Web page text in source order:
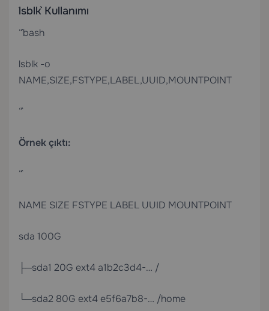
`lsblk` Kullanımı
“`bash
lsblk -o
NAME,SIZE,FSTYPE,LABEL,UUID,MOUNTPOINT
“`
Örnek çıktı:
“`
NAME SIZE FSTYPE LABEL UUID MOUNTPOINT
sda 100G
├─sda1 20G ext4 a1b2c3d4-… /
└─sda2 80G ext4 e5f6a7b8-… /home